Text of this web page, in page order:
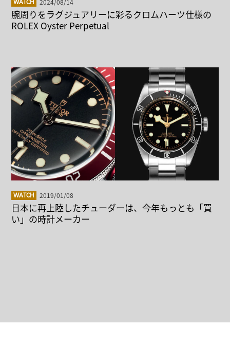
WATCH
腕周りをラグジュアリーに彩るクロムハーツ仕様の
ROLEX Oyster Perpetual
WATCH 2019/01/08
日本に再上陸したチューダーは、今年もっとも「買
い」の時計メーカー